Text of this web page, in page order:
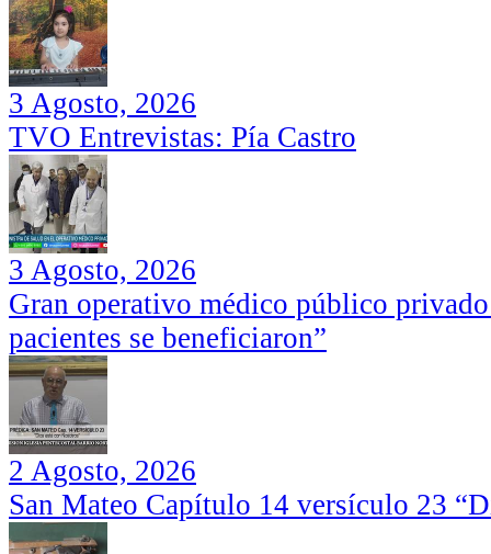
3 Agosto, 2026
TVO Entrevistas: Pía Castro
3 Agosto, 2026
Gran operativo médico público
pacientes se beneficiaron”
2 Agosto, 2026
San Mateo Capítulo 14 versículo 23